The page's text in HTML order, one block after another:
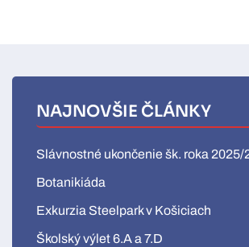
NAJNOVŠIE ČLÁNKY
Slávnostné ukončenie šk. roka 2025/
Botanikiáda
Exkurzia Steelpark v Košiciach
Školský výlet 6.A a 7.D